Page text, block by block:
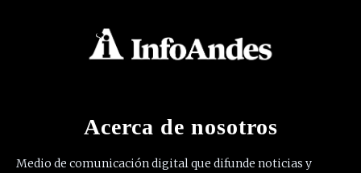
Acerca de nosotros
Medio de comunicación digital que difunde noticias y